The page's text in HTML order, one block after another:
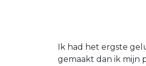
Ik had het ergste
gemaakt dan ik mijn